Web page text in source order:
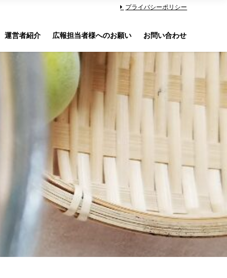
プライバシーポリシー
運営者紹介 広報担当者様へのお願い お問い合わせ